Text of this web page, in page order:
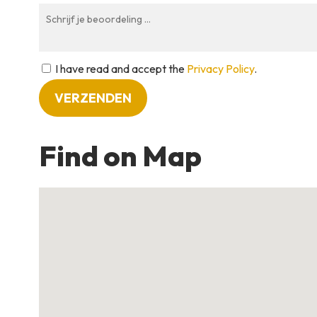
I have read and accept the Privacy Policy.
Find on Map